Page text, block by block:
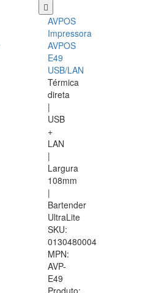
AVPOS
Impressora
AVPOS
E49
USB/LAN
Térmica
direta
|
USB
+
LAN
|
Largura
108mm
|
Bartender
UltraLite
SKU:
0130480004
MPN:
AVP-
E49